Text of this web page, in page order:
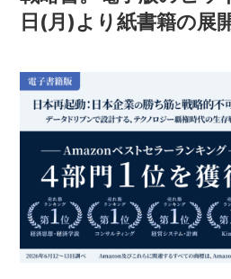
日(月)より紙書籍の展